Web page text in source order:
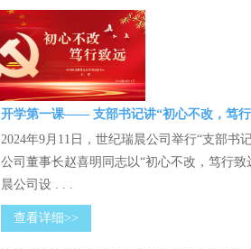
开学第一课—— 支部书记讲“初心不改，笃
2024年9月11日，世纪瑞晨公司举行“支部
公司董事长赵喜明同志以“初心不改，笃行
晨公司设 . . .
查看详细>>